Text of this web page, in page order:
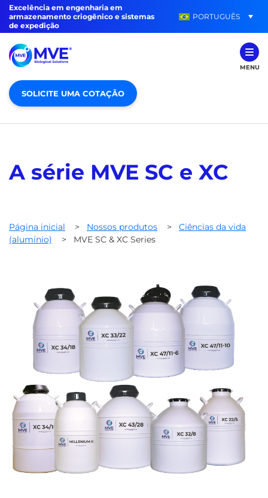
Excelência em engenharia em
armazenamento criogênico e sistemas
de expedição
PORTUGUÊS
MENU
SOLICITE UMA COTAÇÃO
A série MVE SC e XC
Página inicial > Nossos produtos >
Ciências da vida
(alumínio)
> MVE SC & XC Series